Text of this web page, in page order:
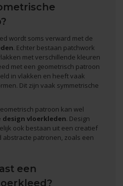
wordt soms verward met de
. Echter bestaan patchwork
met verschillende kleuren
met een geometrisch patroon
in vlakken en heeft vaak
Dit zijn vaak symmetrische
patroon kan wel
design vloerkleden. Design
ook bestaan uit een creatief
patronen, zoals een
een